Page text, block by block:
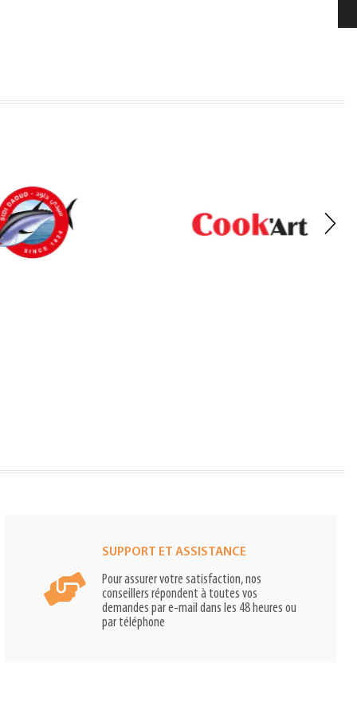
SUPPORT ET ASSISTANCE
Pour assurer votre satisfaction, nos
conseillers répondent à toutes vos
demandes par e-mail dans les 48 heures ou
par téléphone